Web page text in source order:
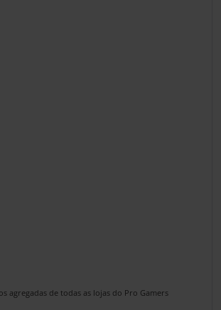
agregadas de todas as lojas do Pro Gamers